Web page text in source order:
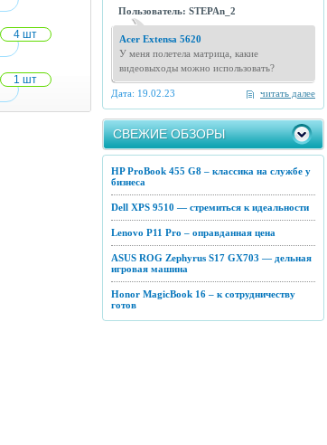
4 шт
1 шт
Пользователь: STEPAn_2
Acer Extensa 5620
У меня полетела матрица, какие
видеовыходы можно использовать?
читать далее
Дата: 19.02.23
СВЕЖИЕ ОБЗОРЫ
HP ProBook 455 G8 – классика на службе у
бизнеса
Dell XPS 9510 — стремиться к идеальности
Lenovo P11 Pro – оправданная цена
ASUS ROG Zephyrus S17 GX703 — дельная
игровая машина
Honor MagicBook 16 – к сотрудничеству
готов